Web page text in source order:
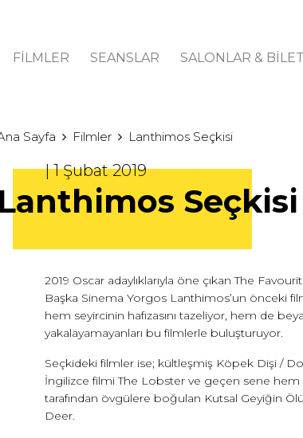
FİLMLER SEANSLAR SALONLAR &
Sayfa Filmler Lanthimos Seçkisi
| 1 Şubat 2019
Lanthimos Seçkisi
2019 Oscar adaylıklarıyla öne çıkan The
Başka Sinema Yorgos Lanthimos’un önceki
hem seyircinin hafızasını tazeliyor, hem de
yakalayamayanları bu filmlerle buluşturuyor.
Seçkideki filmler ise; kültleşmiş Köpek Dişi /
İngilizce filmi The Lobster ve geçen sene
tarafından övgülere boğulan Kutsal Geyiğin
Deer.